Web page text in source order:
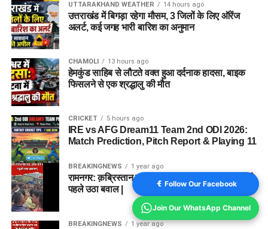
UTTARAKHAND WEATHER 14 hours ago
उत्तराखंड में बिगड़ा रहेगा मौसम, 3 जिलों के लिए ऑरेंज
अलर्ट, कई जगह भारी बारिश का अनुमान
CHAMOLI 13 hours ago
हेमकुंड साहिब से लौटते वक्त हुआ दर्दनाक हादसा, बाइक
फिसलने से एक श्रद्धालु की मौत
CRICKET 5 hours ago
IRE vs AFG Dream11 Team 2nd ODI 2026:
Match Prediction, Pitch Report & Playing 11
BREAKINGNEWS 1 year ago
रामनगर: क़ब्रिस्तान की ज़मीन को लेकर विवाद, दफनाने से
पहले उठा बवाल |
BREAKINGNEWS 1 year ago
Follow Our Facebook
Join Our WhatsApp Channel